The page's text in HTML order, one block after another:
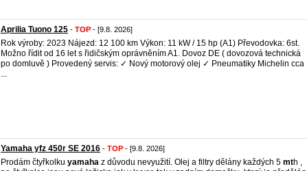
Aprilia Tuono 125 - TOP - [9.8. 2026]
Rok výroby: 2023 Nájezd: 12 100 km Výkon: 11 kW / 15 hp (A1) Převodovka: 6st.
Možno řídit od 16 let s řidičským oprávněním A1. Dovoz DE ( dovozová technická
po domluvě ) Provedený servis: ✓ Nový motorový olej ✓ Pneumatiky Michelin cca
...
Yamaha yfz 450r SE 2016 - TOP - [9.8. 2026]
Prodám čtyřkolku yamaha z důvodu nevyužití. Olej a filtry dělány každých 5 mth ,